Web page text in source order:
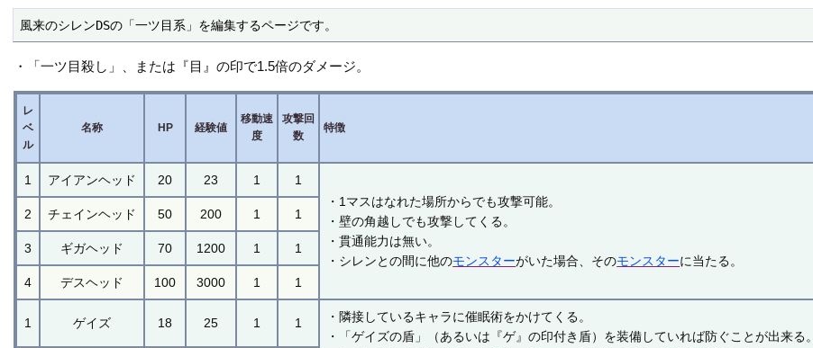
風来のシレンDSの「一ツ目系」を編集するページです。
・「一ツ目殺し」、または『目』の印で1.5倍のダメージ。
レ
ベ
ル
名称 HP 経験値
移動速
度
攻撃回
数
特徴
1 アイアンヘッド 20 23 1
1
・1マスはなれた場所からでも攻撃可能。
・壁の角越しでも攻撃してくる。
・貫通能力は無い。
・シレンとの間に他のモンスターがいた場合、そのモンスターに当たる。
2 チェインヘッド 50 200 1 1
3 ギガヘッド 70 1200 1 1
4 デスヘッド 100 3000 1 1
1 ゲイズ 18 25 1 1
・隣接しているキャラに催眠術をかけてくる。
・「ゲイズの盾」（あるいは『ゲ』の印付き盾）を装備していれば防ぐことが出来る